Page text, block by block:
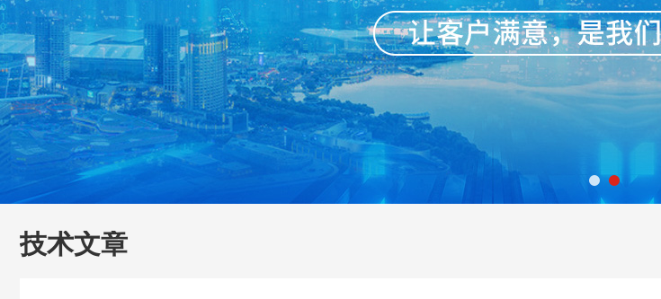
技术文章